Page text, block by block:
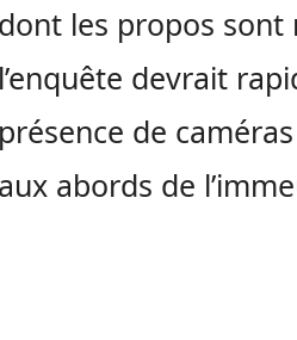
dont les propos sont
l’enquête devrait
présence de
aux abords de